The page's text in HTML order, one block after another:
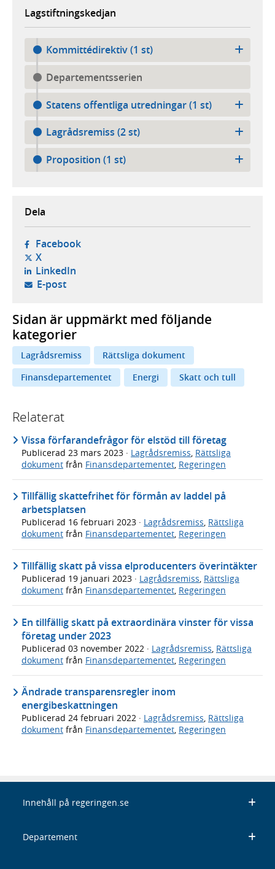
Lagstiftningskedjan
Kommittédirektiv (1 st)
Departementsserien
Statens offentliga utredningar (1 st)
Lagrådsremiss (2 st)
Proposition (1 st)
Dela
Facebook- öppnas i ny flik, extern webbplats,
X- öppnas i ny flik, extern webbplats,
LinkedIn- öppnas i ny flik, extern webbplats,
E-post- öppnar din e-postklient,
Sidan är uppmärkt med följande
kategorier
Lagrådsremiss
Rättsliga dokument
Finansdepartementet
Energi Skatt och tull
Relaterat
Vissa förfarandefrågor för elstöd till företag
Publicerad 23 mars 2023 · Lagrådsremiss, Rättsliga
dokument från Finansdepartementet, Regeringen
Tillfällig skattefrihet för förmån av laddel på
arbetsplatsen
Publicerad 16 februari 2023 · Lagrådsremiss, Rättsliga
dokument från Finansdepartementet, Regeringen
Tillfällig skatt på vissa elproducenters överintäkter
Publicerad 19 januari 2023 · Lagrådsremiss, Rättsliga
dokument från Finansdepartementet, Regeringen
En tillfällig skatt på extraordinära vinster för vissa
företag under 2023
Publicerad 03 november 2022 · Lagrådsremiss Rättsliga
dokument från Finansdepartementet Regeringen
Ändrade transparensregler inom
energibeskattningen
Publicerad 24 februari 2022 · Lagrådsremiss, Rättsliga
dokument från Finansdepartementet, Regeringen
Innehåll på regeringen.se
Departement